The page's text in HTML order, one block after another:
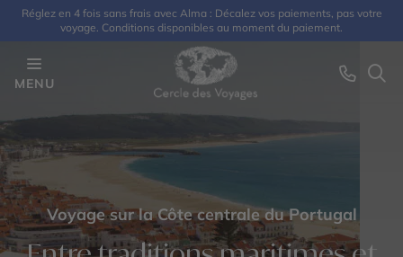
Réglez en 4 fois sans frais avec Alma : Décalez vos paiements, pas votre
voyage. Conditions disponibles au moment du paiement.
MENU
Voyage sur la Côte centrale du Portugal